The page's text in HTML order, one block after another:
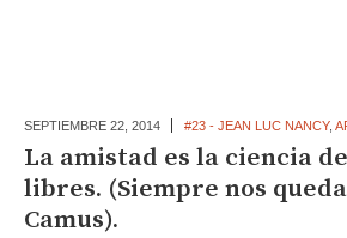
SEPTIEMBRE 22, 2014 #23 - JEAN LUC NANCY,
La amistad es la ciencia
libres. (Siempre nos
Camus).